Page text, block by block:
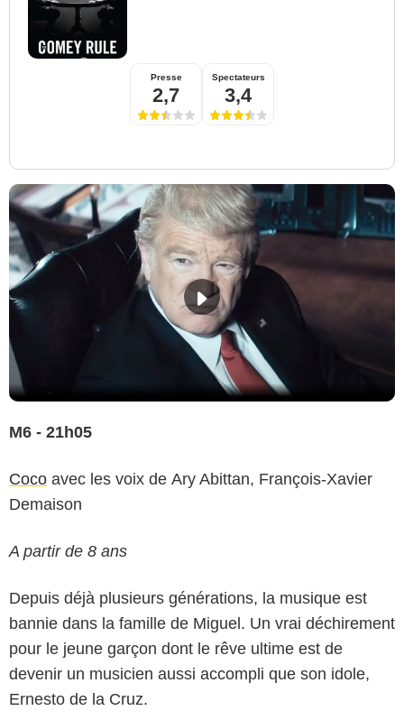
Presse
2,7
Spectateurs
3,4
M6 - 21h05
Coco avec les voix de Ary Abittan, François-Xavier
Demaison
A partir de 8 ans
Depuis déjà plusieurs générations, la musique est
bannie dans la famille de Miguel. Un vrai déchirement
pour le jeune garçon dont le rêve ultime est de
devenir un musicien aussi accompli que son idole,
Ernesto de la Cruz.